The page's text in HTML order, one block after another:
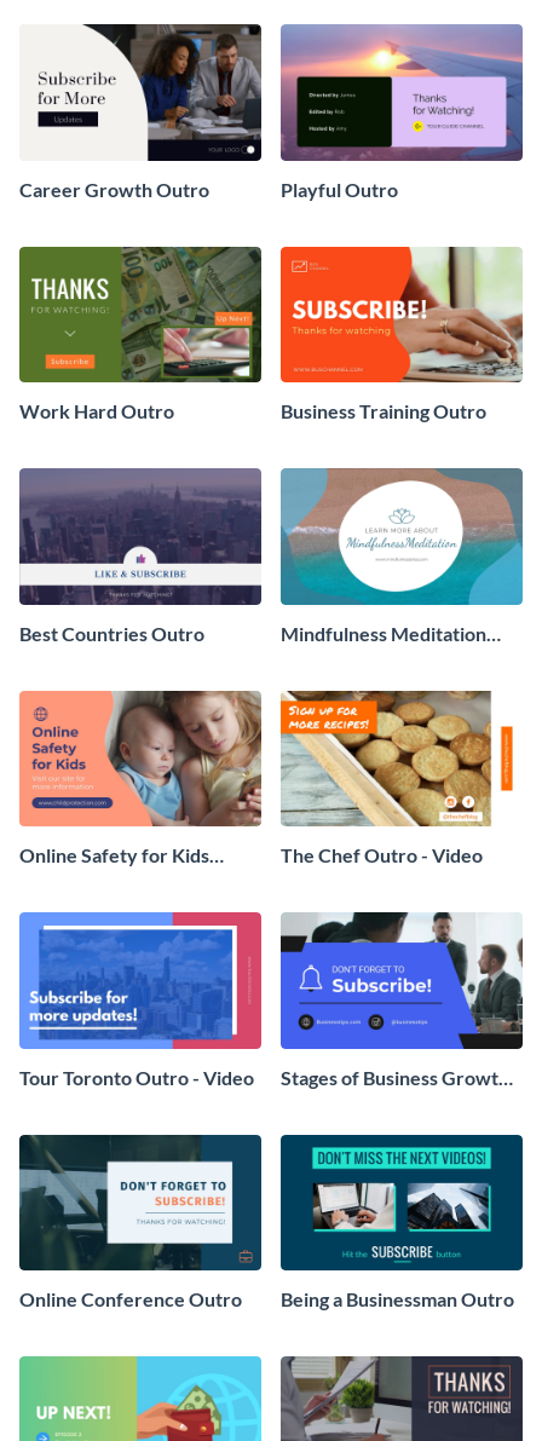
Career Growth Outro Playful Outro
Work Hard Outro Business Training Outro
Best Countries Outro
Mindfulness Meditation
Online Safety for Kids
The Chef Outro - Video
Tour Toronto Outro - Video
Stages of Business Growth
Online Conference Outro Being a Businessman Outro